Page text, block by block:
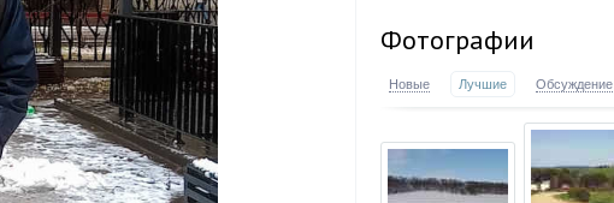
Фотографии
Новые Лучшие Обсуждение